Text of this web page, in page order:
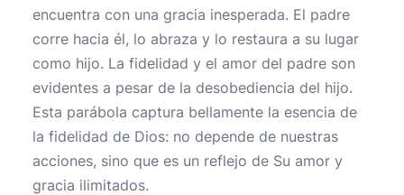
encuentra con una gracia inesperada. El padre
corre hacia él, lo abraza y lo restaura a su lugar
como hijo. La fidelidad y el amor del padre son
evidentes a pesar de la desobediencia del hijo.
Esta parábola captura bellamente la esencia de
la fidelidad de Dios: no depende de nuestras
acciones, sino que es un reflejo de Su amor y
gracia ilimitados.